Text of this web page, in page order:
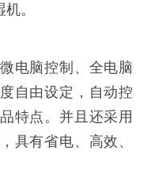
。
脑控制、全电脑
自由设定，自动控
特点。并且还采用
具有省电、高效、